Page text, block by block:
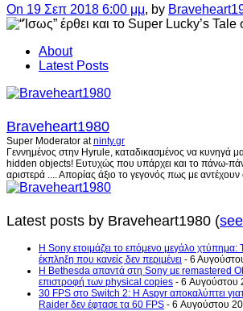
On 19 Σεπ 2018 6:00 μμ, by
About
Latest Posts
Braveheart1980
Super Moderator atninty.gr
Γεννημένος στην Hyrule, καταδικασμένος να κυνηγά
hidden objects! Ευτυχώς που υπάρχει και το πάνω-
αριστερά .... Απορίας άξιο το γεγονός πως με αντέχουν
Latest posts by Braveheart1980 (
Η Sony ετοιμάζει το επόμενο μεγάλο χτύπημα:
έκπληξη που κανείς δεν περιμένει - 6
Η Bethesda απαντά στη Sony με remastered
επιστροφή των physical copies - 6 Αυγούστου
30 FPS στο Switch 2: Η Aspyr αποκαλύπτει
Raider δεν έφτασε τα 60 FPS - 6 Αυγούστου